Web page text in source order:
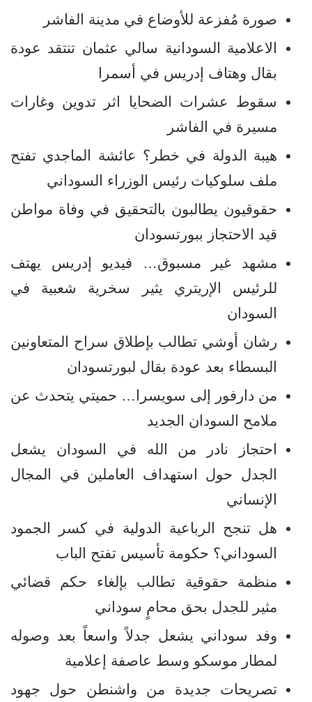
صورة مُفزعة للأوضاع في مدينة الفاشر
الاعلامية السودانية سالي عثمان تنتقد عودة
بقال وهتاف إدريس في أسمرا
سقوط عشرات الضحايا اثر تدوين وغارات
مسيرة في الفاشر
هيبة الدولة في خطر؟ عائشة الماجدي تفتح
ملف سلوكيات رئيس الوزراء السوداني
حقوقيون يطالبون بالتحقيق في وفاة مواطن
قيد الاحتجاز ببورتسودان
مشهد غير مسبوق… فيديو إدريس يهتف
للرئيس الإريتري يثير سخرية شعبية في
السودان
رشان أوشي تطالب بإطلاق سراح المتعاونين
البسطاء بعد عودة بقال لبورتسودان
من دارفور إلى سويسرا… حميتي يتحدث عن
ملامح السودان الجديد
احتجاز نادر من الله في السودان يشعل
الجدل حول استهداف العاملين في المجال
الإنساني
هل تنجح الرباعية الدولية في كسر الجمود
السوداني؟ حكومة تأسيس تفتح الباب
منظمة حقوقية تطالب بإلغاء حكم قضائي
مثير للجدل بحق محامٍ سوداني
وفد سوداني يشعل جدلاً واسعاً بعد وصوله
لمطار موسكو وسط عاصفة إعلامية
تصريحات جديدة من واشنطن حول جهود